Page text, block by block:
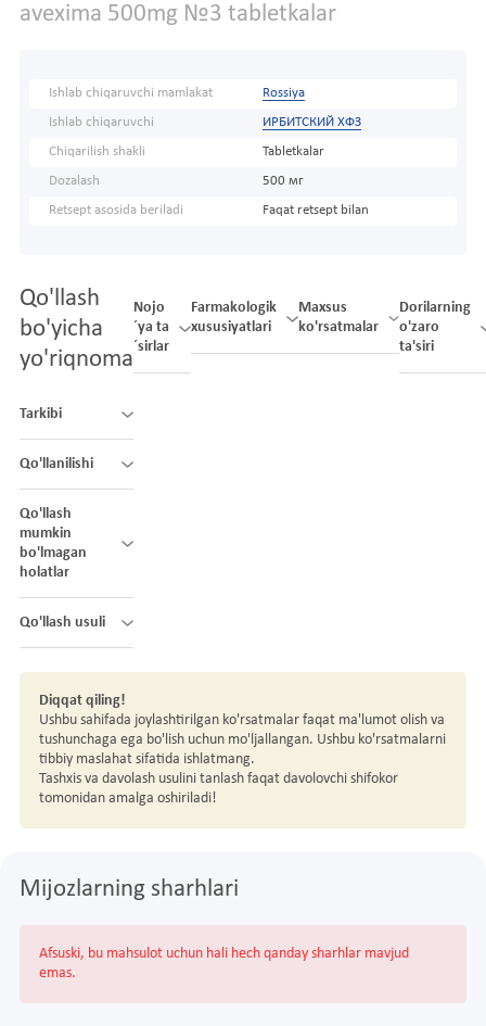
avexima 500mg №3 tabletkalar
Ishlab chiqaruvchi mamlakat Rossiya
Ishlab chiqaruvchi ИРБИТСКИЙ ХФЗ
Chiqarilish shakli Tabletkalar
Dozalash 500 мг
Retsept asosida beriladi Faqat retsept bilan
Qo'llash
bo'yicha
yo'riqnoma
Tarkibi
Qo'llanilishi
Qo'llash
mumkin
bo'lmagan
holatlar
Qo'llash usuli
Nojo
´ya ta
´sirlar
Farmakologik
xususiyatlari
Maxsus
ko'rsatmalar
Dorilarning
o'zaro
ta'siri
Diqqat qiling!
Ushbu sahifada joylashtirilgan ko'rsatmalar faqat ma'lumot olish va
tushunchaga ega bo'lish uchun mo'ljallangan. Ushbu ko'rsatmalarni
tibbiy maslahat sifatida ishlatmang.
Tashxis va davolash usulini tanlash faqat davolovchi shifokor
tomonidan amalga oshiriladi!
Mijozlarning sharhlari
Afsuski, bu mahsulot uchun hali hech qanday sharhlar mavjud
emas.